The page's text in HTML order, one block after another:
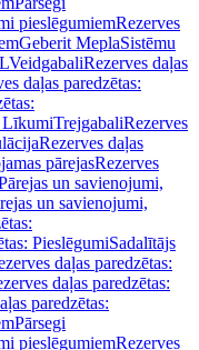
pieslēgumiemRezerves
Geberit MeplaSistēmu
VeidgabaliRezerves daļas
daļas paredzētas:
LīkumiTrejgabaliRezerves
Rezerves daļas
pārejasRezerves
un savienojumi,
un savienojumi,
PieslēgumiSadalītājs
daļas paredzētas:
daļas paredzētas:
paredzētas:
Pārsegi
pieslēgumiemRezerves